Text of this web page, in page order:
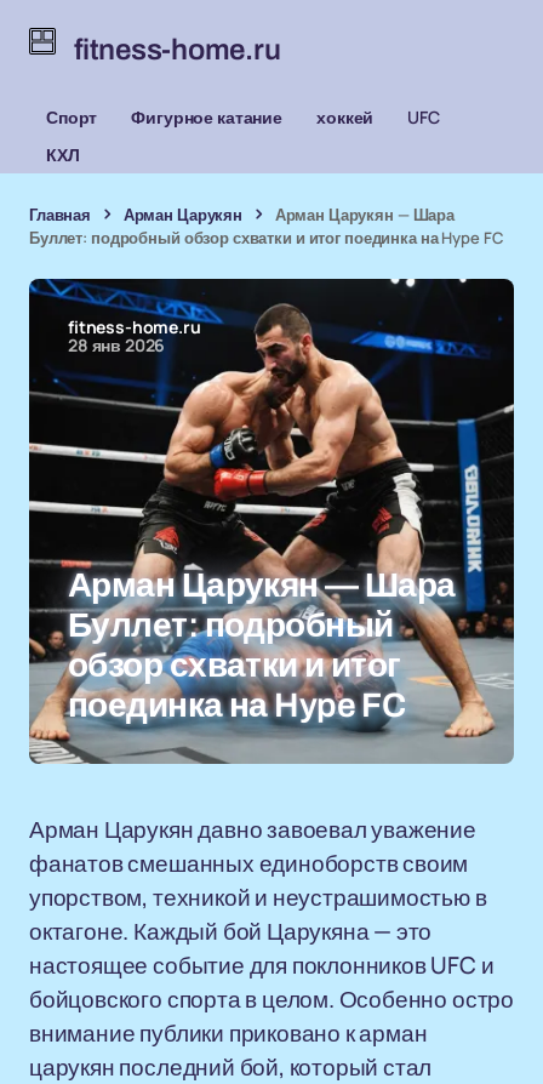
fitness-home.ru
Спорт Фигурное катание хоккей
UFC
КХЛ
Главная Арман Царукян
Арман Царукян — Шара
Буллет: подробный обзор схватки и итог поединка на Hype FC
fitness-home.ru
28 янв 2026
Арман Царукян — Шара
Буллет: подробный
обзор схватки и итог
поединка на Hype FC
Арман Царукян давно завоевал уважение
фанатов смешанных единоборств своим
упорством, техникой и неустрашимостью в
октагоне. Каждый бой Царукяна — это
настоящее событие для поклонников UFC и
бойцовского спорта в целом. Особенно остро
внимание публики приковано к арман
царукян последний бой, который стал